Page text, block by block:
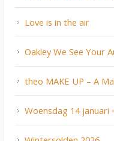
Love is in the air
Oakley We See Your
theo MAKE UP – A
Woensdag 14 januari